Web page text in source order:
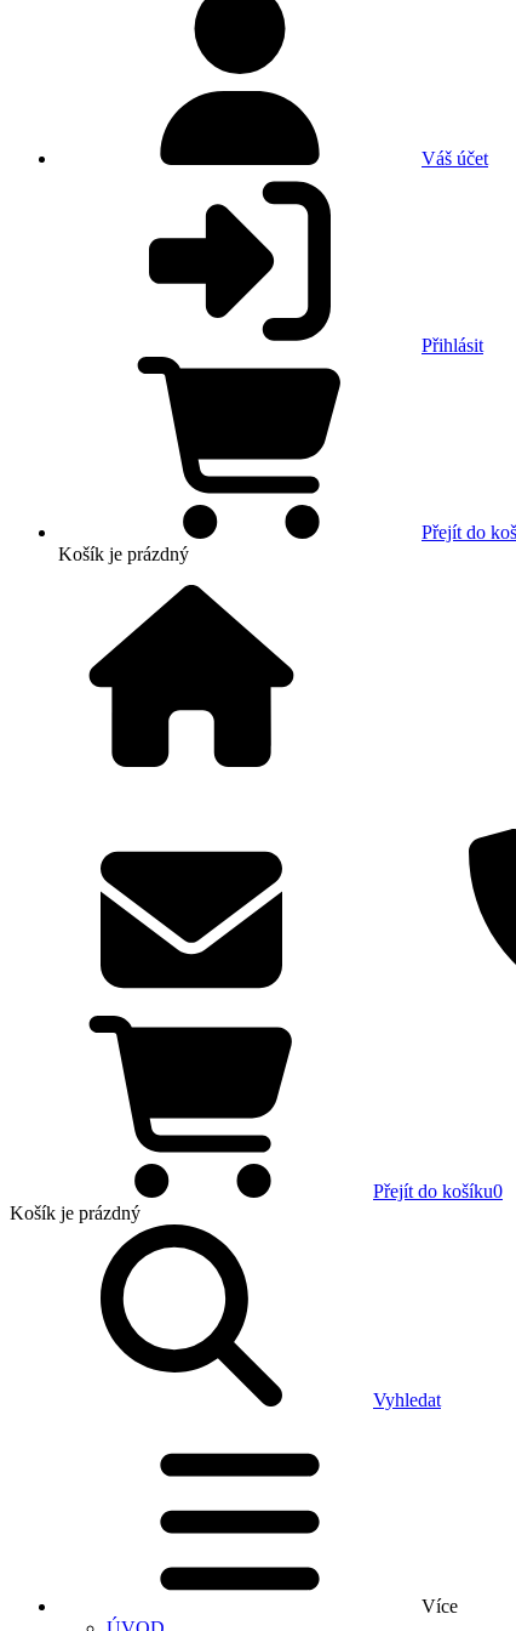
Váš účet
Přihlásit
Přejít do
Košík je prázdný
Přejít do košíku0
Košík je prázdný
Vyhledat
Více